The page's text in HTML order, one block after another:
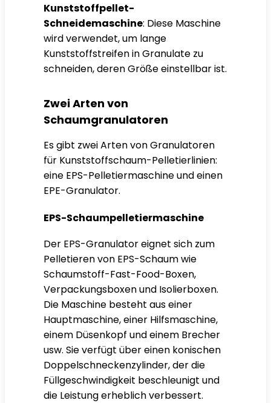
Kunststoffpellet-
Schneidemaschine: Diese Maschine
wird verwendet, um lange
Kunststoffstreifen in Granulate zu
schneiden, deren Größe einstellbar ist.
Zwei Arten von
Schaumgranulatoren
Es gibt zwei Arten von Granulatoren
für Kunststoffschaum-Pelletierlinien:
eine EPS-Pelletiermaschine und einen
EPE-Granulator.
EPS-Schaumpelletiermaschine
Der EPS-Granulator eignet sich zum
Pelletieren von EPS-Schaum wie
Schaumstoff-Fast-Food-Boxen,
Verpackungsboxen und Isolierboxen.
Die Maschine besteht aus einer
Hauptmaschine, einer Hilfsmaschine,
einem Düsenkopf und einem Brecher
usw. Sie verfügt über einen konischen
Doppelschneckenzylinder, der die
Füllgeschwindigkeit beschleunigt und
die Leistung erheblich verbessert.